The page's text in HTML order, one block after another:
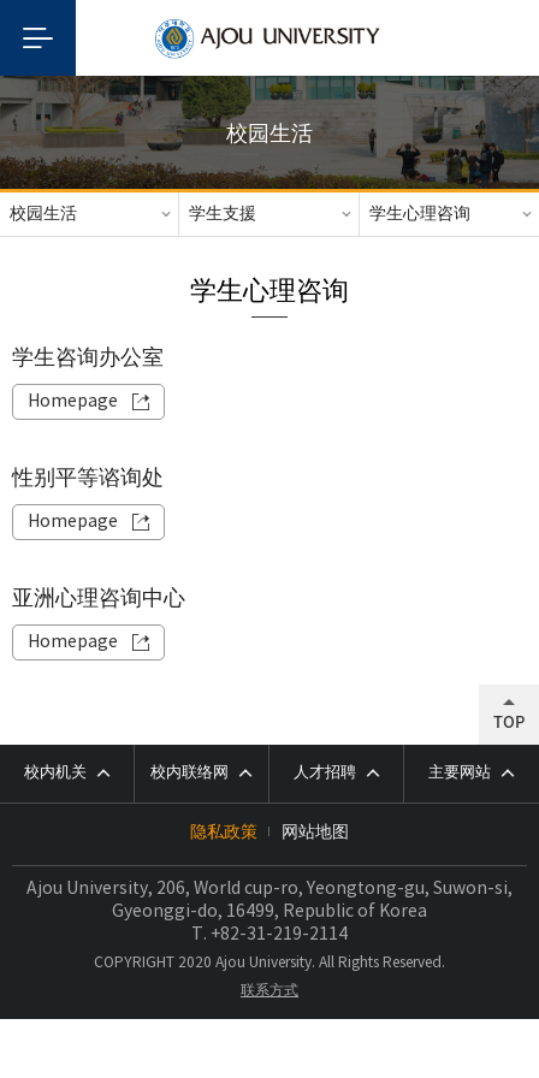
校园生活
校园生活 学生支援 学生心理咨询
学生心理咨询
学生咨询办公室
Homepage
性别平等谘询处
Homepage
亚洲心理咨询中心
Homepage
校内机关 校内联络网 人才招聘 主要网站
隐私政策 网站地图
Ajou University, 206, World cup-ro, Yeongtong-gu, Suwon-si,
Gyeonggi-do, 16499, Republic of Korea
T. +82-31-219-2114
COPYRIGHT 2020 Ajou University. All Rights Reserved.
联系方式
TOP